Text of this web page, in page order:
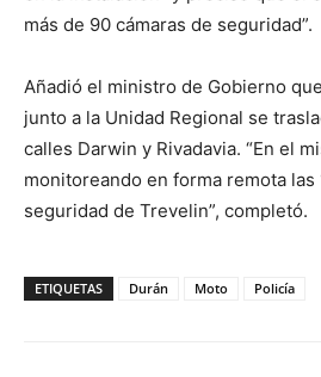
más de 90 cámaras de seguridad”.
Añadió el ministro de Gobierno
junto a la Unidad Regional se
calles Darwin y Rivadavia. “En el
monitoreando en forma remota las
seguridad de Trevelin”, completó.
ETIQUETAS Durán Moto Policía